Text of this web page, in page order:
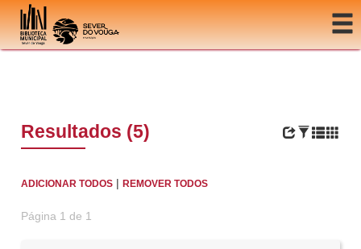
Ir para o conteúdo
Resultados (5)
ADICIONAR TODOS |REMOVER TODOS
Página 1 de 1